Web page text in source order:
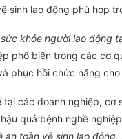
sinh lao động phù hợp
khỏe ngườilao động
phổ biến trong các cơ
phục hồi chức năng
các doanh nghiệp, cơ
quả bệnh nghề
an toàn vệ sinh lao động,